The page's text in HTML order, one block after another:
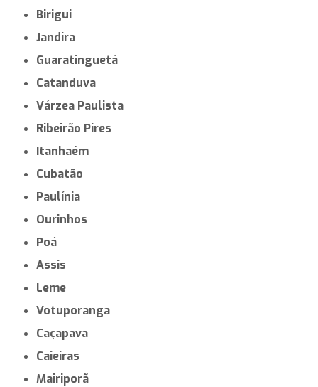
Birigui
Jandira
Guaratinguetá
Catanduva
Várzea Paulista
Ribeirão Pires
Itanhaém
Cubatão
Paulínia
Ourinhos
Poá
Assis
Leme
Votuporanga
Caçapava
Caieiras
Mairiporã